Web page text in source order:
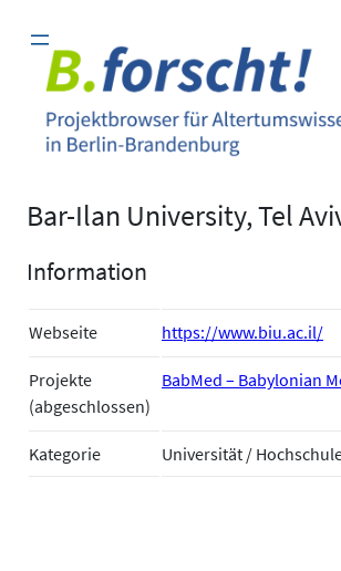
Inhalt
springen
Bar-Ilan University, Tel
Information
Webseite https://www.biu.ac.il/
Projekte
(abgeschlossen)
BabMed – Babylonian
Kategorie Universität /